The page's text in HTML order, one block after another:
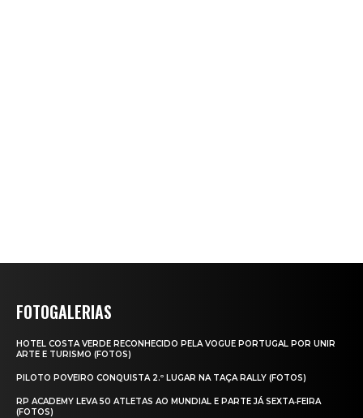
FOTOGALERIAS
HOTEL COSTA VERDE RECONHECIDO PELA VOGUE PORTUGAL POR UNIR
ARTE E TURISMO (FOTOS)
PILOTO POVEIRO CONQUISTA 2.º LUGAR NA TAÇA RALLY (FOTOS)
RP ACADEMY LEVA 50 ATLETAS AO MUNDIAL E PARTE JÁ SEXTA‑FEIRA
(FOTOS)